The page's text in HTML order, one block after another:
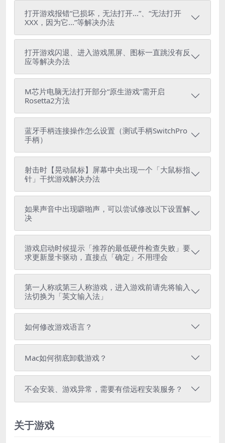
打开游戏报错“已损坏，无法打开...”、“无法打开
XXX，因为它...”等解决办法
打开游戏闪退、进入游戏黑屏、图标一直跳没有反
应等解决办法
M芯片电脑无法打开部分“原生游戏”需开启
Rosetta2方法
蓝牙手柄连接操作怎么设置（测试手柄SwitchPro
手柄）
射击时【晃动鼠标】屏幕中央出现一个「大鼠标指
针」干扰游戏解决办法
如果声音中出现噼啪声，可以尝试修改以下设置解
决
游戏启动时候提示「推荐的最低硬件检查失败」要
求更新显卡驱动，直接点「确定」不用理会
第一人称或第三人称游戏，进入游戏前请先将输入
法切换为「英文输入法」
如何修改游戏语言？
Mac如何彻底卸载游戏？
不会安装、游戏异常，需要有偿远程安装服务？
关于游戏